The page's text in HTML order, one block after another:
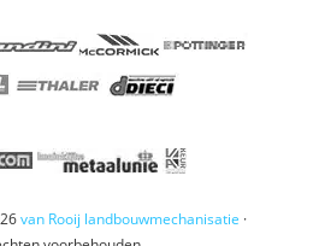
van Rooij landbouwmechanisatie ·